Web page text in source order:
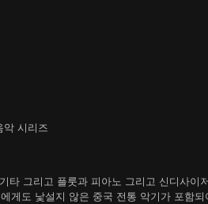
악 시리즈
타 그리고 플룻과 피아노 그리고 신디사이
게도 낯설지 않은 중국 전통 악기가 포함되